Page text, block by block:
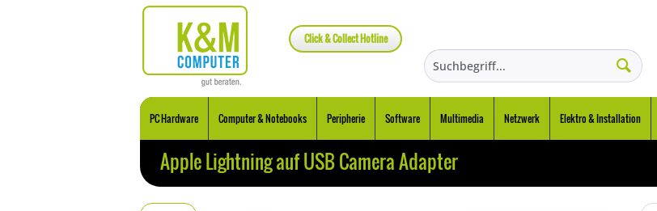
Click & Collect Hotline
PC Hardware Computer & Notebooks Peripherie Software Multimedia Netzwerk Elektro & Installation
Apple Lightning auf USB Camera Adapter